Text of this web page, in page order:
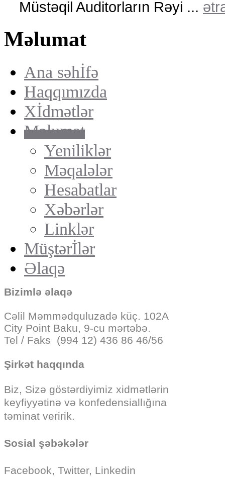
Müstəqil Auditorların Rəyi ...
Məlumat
Ana səhİfə
Haqqımızda
Xİdmətlər
Məlumat
Yeniliklər
Məqalələr
Hesabatlar
Xəbərlər
Linklər
Müştərİlər
Əlaqə
Bizimlə əlaqə
Cəlil Məmmədquluzadə küç. 102A
City Point Baku, 9-cu mərtəbə.
Tel / Faks (994 12) 436 86 46/56
Şirkət haqqında
Biz, Sizə göstərdiyimiz xidmətlərin
keyfiyyətinə və konfedensiallığına
təminat veririk.
Sosial şəbəkələr
Facebook, Twitter, Linkedin